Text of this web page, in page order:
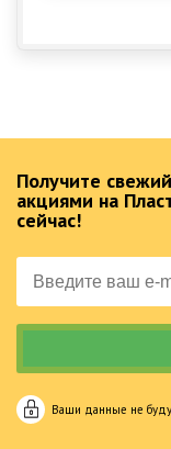
Получите
акциями на
сейчас!
Ваши данные не